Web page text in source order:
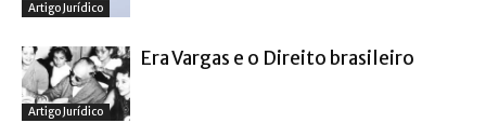
Artigo Jurídico
Artigo Jurídico
Era Vargas e o Direito brasileiro